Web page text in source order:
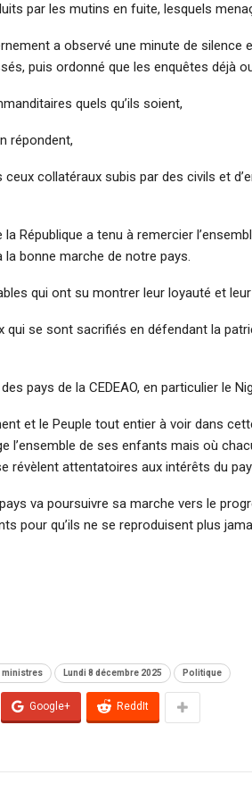
par les mutins en fuite, lesquels
a observé une minute de silence
puis ordonné que les enquêtes déjà
quels qu’ils soient,
répondent,
collatéraux subis par des civils et
République a tenu à remercier
bonne marche de notre pays.
qui ont su montrer leur loyauté et
qui se sont sacrifiés en défendant la
pays de la CEDEAO, en particulier le
et le Peuple tout entier à voir dans
l’ensemble de ses enfants mais où
révèlent attentatoires aux intérêts du
va poursuivre sa marche vers le
pour qu’ils ne se reproduisent plus
ministres Lundi 8 décembre 2025 Politique
Google+ ReddIt